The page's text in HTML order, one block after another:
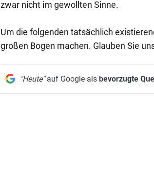
zwar nicht im gewollten Sinne.
Um die folgenden tatsächlich
großen Bogen machen. Glauben Sie
"Heute"auf Google als bevorzugte